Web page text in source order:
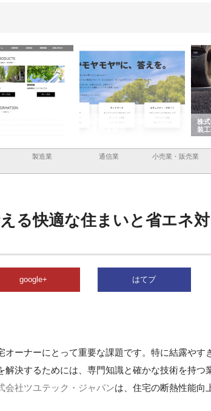
株式会社山形道路が手がける舗
製造業 通信業 小売業・販売業
る快適な住まいと省エネ対
google+ はてブ
ーナーにとって重要な課題です。特に結露やす
決するためには、専門知識と確かな技術を持つ
会社ツユテック・ジャパンは、住宅の断熱性能向